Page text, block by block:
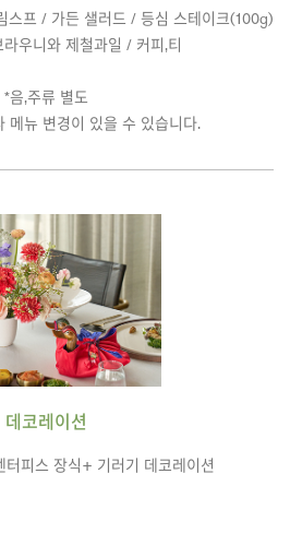
스프 / 가든 샐러드 / 등심 스테이크(100g)
우니와 제철과일 / 커피,티
*음,주류 별도
메뉴 변경이 있을 수 있습니다.
데코레이션
터피스 장식+ 기러기 데코레이션